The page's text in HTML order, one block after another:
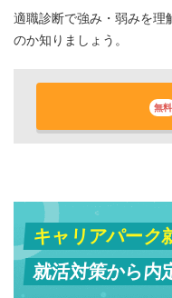
適職診断で強み・弱みを理
のか知りましょう。
無料
キャリアパーク
就活対策から内